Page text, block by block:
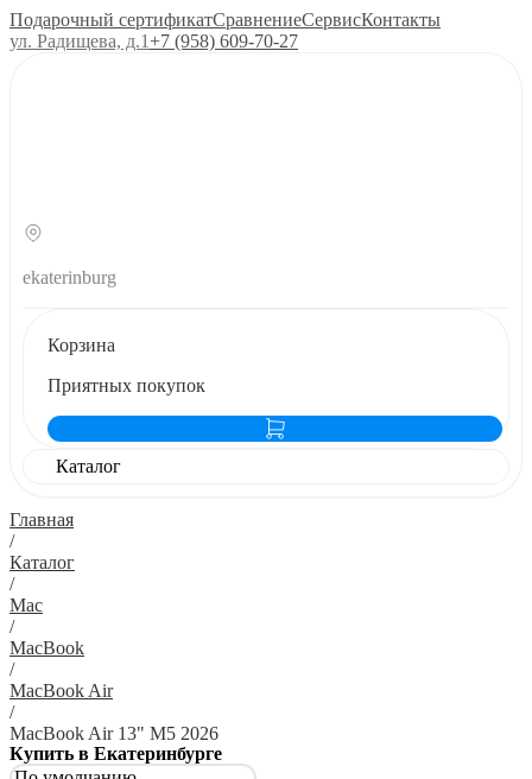
Подарочный сертификатСравнениеСервисКонтакты
ул. Радищева, д.1+7 (958) 609‑70‑27
ekaterinburg
Корзина
Приятных покупок
Каталог
Главная
/
Каталог
/
Mac
/
MacBook
/
MacBook Air
/
MacBook Air 13" M5 2026
Купить в Екатеринбурге